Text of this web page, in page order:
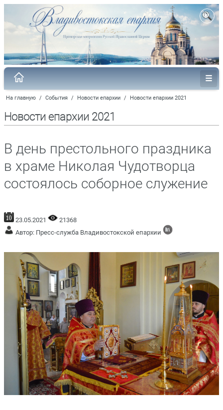
На главную / События / Новости епархии / Новости епархии 2021
Новости епархии 2021
В день престольного праздника
в храме Николая Чудотворца
состоялось соборное служение
23.05.2021
21368
Автор: Пресс-служба Владивостокской епархии